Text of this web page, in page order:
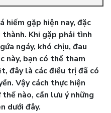
hiếm gặp hiện nay, đặc
Khi gặp phải tình
ngáy, khó chịu, đau
này, bạn có thể tham
đây là các điều trị đã có
Vậy cách thực hiện
nào, cần lưu ý những
dưới đây.